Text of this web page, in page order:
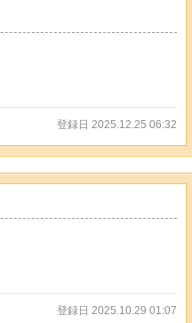
登録日 2025.12.25 06:32
登録日 2025.10.29 01:07